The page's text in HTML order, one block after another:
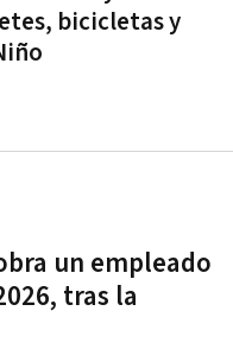
bicicletas y
un empleado
tras la